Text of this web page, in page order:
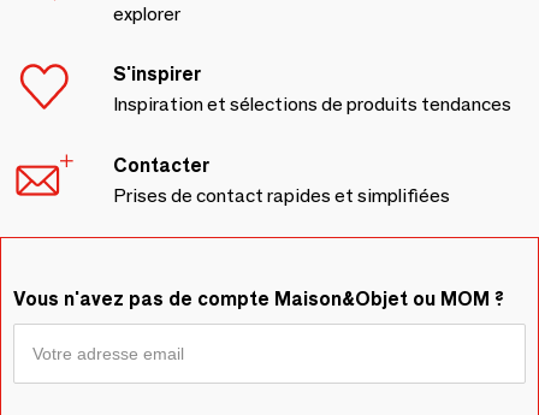
explorer
S'inspirer
Inspiration et sélections de produits tendances
Contacter
Prises de contact rapides et simplifiées
Vous n'avez pas de compte Maison&Objet ou MOM ?